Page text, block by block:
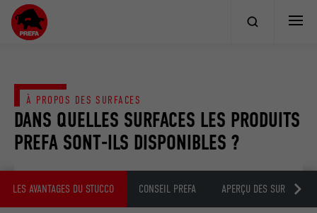
DANS QUELLES SURFACES LES PRODUITS
PREFA SONT-ILS DISPONIBLES ?
À PROPOS DES SURFACES
LES AVANTAGES DU STUCCO CONSEIL PREFA APERÇU DES SURFACES